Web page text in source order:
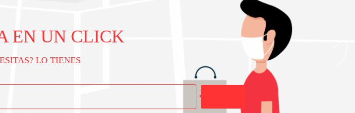
EN UN CLICK
LO TIENES